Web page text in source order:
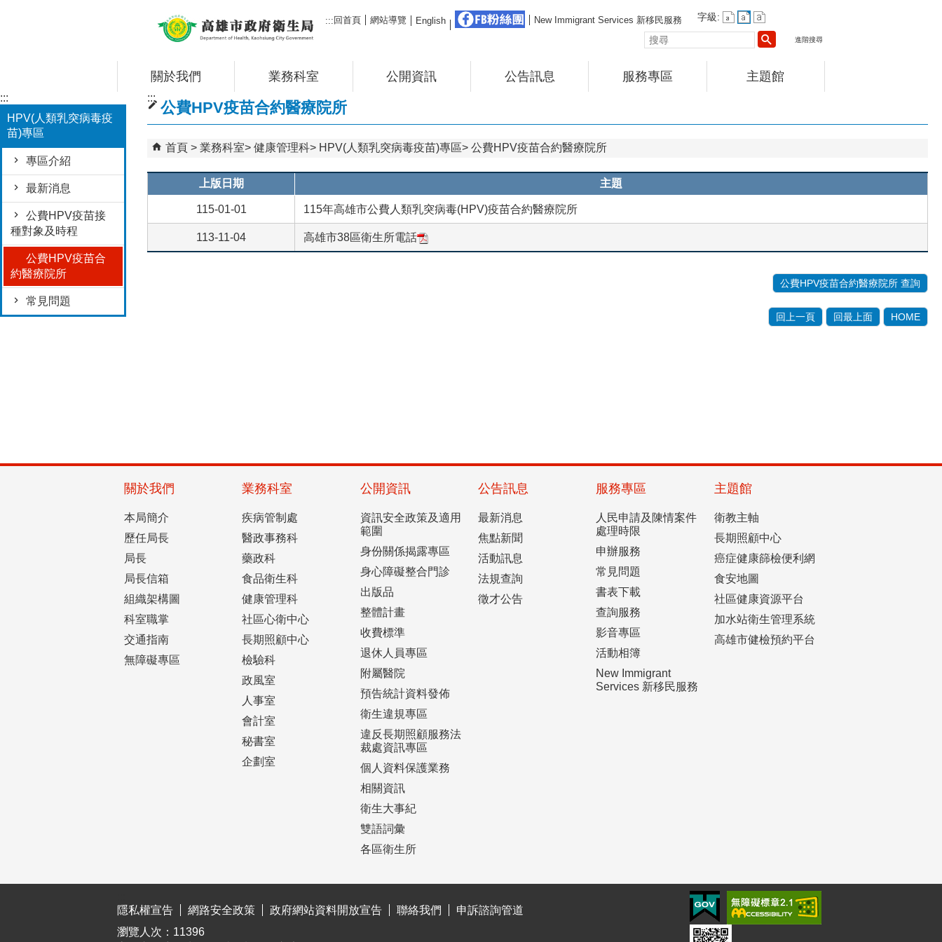
:::回首頁 網站導覽 English FB粉絲團
New Immigrant Services 新移民服務
字級:
尋
進階搜尋
關於我們 業務科室 公開資訊 公告訊息 服務專區 主題館
:::
HPV(人類乳突病毒疫
苗)專區
專區介紹
最新消息
公費HPV疫苗接
種對象及時程
公費HPV疫苗合
約醫療院所
常見問題
:::
公費HPV疫苗合約醫療院所
首頁 業務科室 健康管理科 HPV(人類乳突病毒疫苗)專區 公費HPV疫苗合約醫療院所
上版日期 主題
115-01-01 115年高雄市公費人類乳突病毒(HPV)疫苗合約醫療院所
113-11-04 高雄市38區衛生所電話
公費HPV疫苗合約醫療院所 查詢
回上一頁 回最上面 HOME
關於我們
本局簡介
歷任局長
局長
局長信箱
組織架構圖
科室職掌
交通指南
無障礙專區
業務科室
疾病管制處
醫政事務科
藥政科
食品衛生科
健康管理科
社區心衛中心
長期照顧中心
檢驗科
政風室
人事室
會計室
秘書室
企劃室
公開資訊
資訊安全政策及適用
範圍
身份關係揭露專區
身心障礙整合門診
出版品
整體計畫
收費標準
退休人員專區
附屬醫院
預告統計資料發佈
衛生違規專區
違反長期照顧服務法
裁處資訊專區
個人資料保護業務
相關資訊
衛生大事紀
雙語詞彙
各區衛生所
公告訊息
最新消息
焦點新聞
活動訊息
法規查詢
徵才公告
服務專區
人民申請及陳情案件
處理時限
申辦服務
常見問題
書表下載
查詢服務
影音專區
活動相簿
New Immigrant
Services 新移民服務
主題館
衛教主軸
長期照顧中心
癌症健康篩檢便利網
食安地圖
社區健康資源平台
加水站衛生管理系統
高雄市健檢預約平台
隱私權宣告
網路安全政策 政府網站資料開放宣告 聯絡我們
申訴諮詢管道
瀏覽人次： 11396